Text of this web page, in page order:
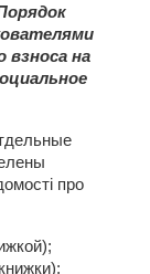
взноса на
про